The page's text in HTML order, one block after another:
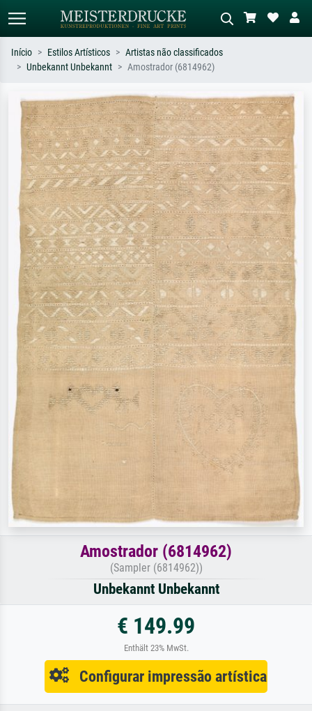
Pesquise por artista, título ou estilo –
ex: Monet, Noite Estrelada,
impressionismo, onda de Hokusai, nu.
Descreva a cena – ex: prado verde,
abstrato com muito vermelho, pintura
a óleo escura, nu em pé ao lado de
uma árvore.
Início Estilos Artísticos
Artistas não classificados
Unbekannt Unbekannt
Amostrador (6814962)
Amostrador (6814962)
(Sampler (6814962))
Unbekannt Unbekannt
€ 149.99
Enthält 23% MwSt.
Configurar impressão artística